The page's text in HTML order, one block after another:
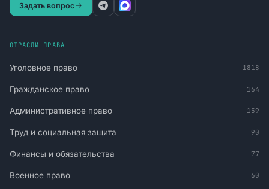
Задать вопрос
ОТРАСЛИ ПРАВА
Уголовное право 1818
Гражданское право 164
Административное право 159
Труд и социальная защита 90
Финансы и обязательства 77
Военное право 60